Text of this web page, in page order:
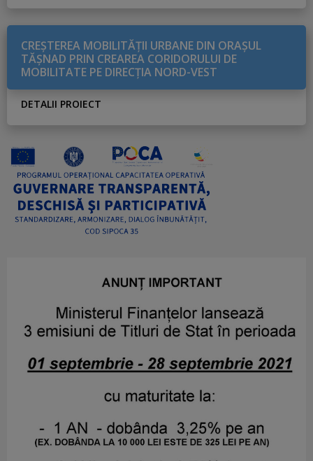
CREŞTEREA MOBILITĂŢII URBANE DIN ORAŞUL
TĂŞNAD PRIN CREAREA CORIDORULUI DE
MOBILITATE PE DIRECŢIA NORD-VEST
DETALII PROIECT